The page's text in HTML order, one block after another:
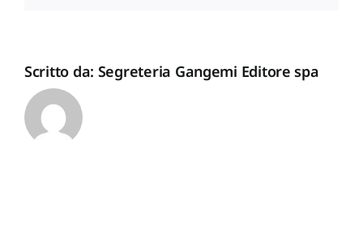
Scritto da: Segreteria Gangemi Editore spa